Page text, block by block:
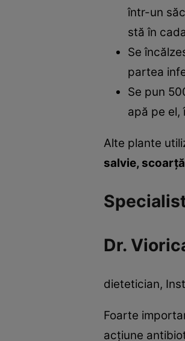
într-un
stă în
Se
partea
Se pun
apă pe el,
Alte plante
salvie,
Dr.
dietetician,
Foarte
acţiune